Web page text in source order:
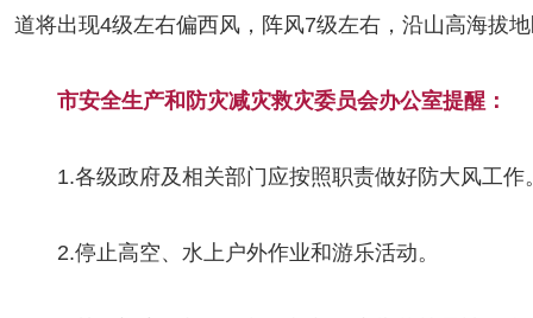
道将出现4级左右偏西风，阵风7级左右，沿山高海拔
市安全生产和防灾减灾救灾委员会办公室提醒：
1.各级政府及相关部门应按照职责做好防大风工作
2.停止高空、水上户外作业和游乐活动。